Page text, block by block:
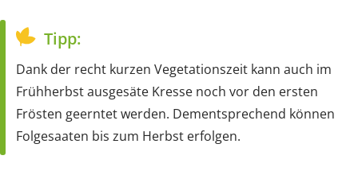
Tipp:
Dank der recht kurzen Vegetationszeit kann auch im
Frühherbst ausgesäte Kresse noch vor den ersten
Frösten geerntet werden. Dementsprechend können
Folgesaaten bis zum Herbst erfolgen.